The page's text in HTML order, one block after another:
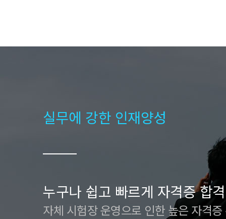
실무에 강한 인재양성
누구나 쉽고 빠르게 자격증 합
자체 시험장 운영으로 인한 높은 자격